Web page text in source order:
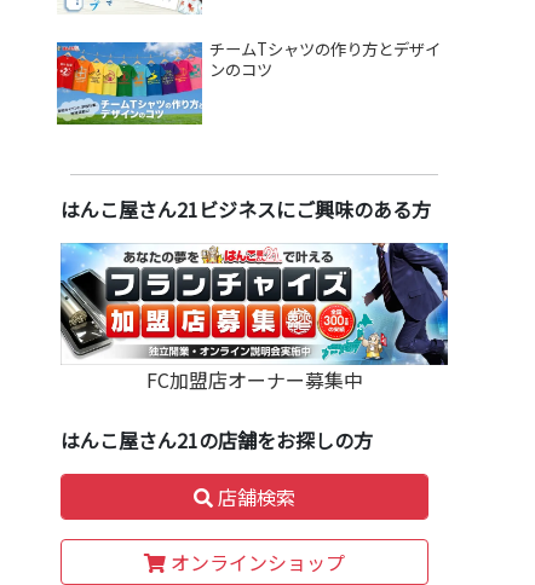
チームTシャツの作り方とデザイ
ンのコツ
はんこ屋さん21ビジネスにご興味のある方
FC加盟店オーナー募集中
はんこ屋さん21の店舗をお探しの方
店舗検索
オンラインショップ